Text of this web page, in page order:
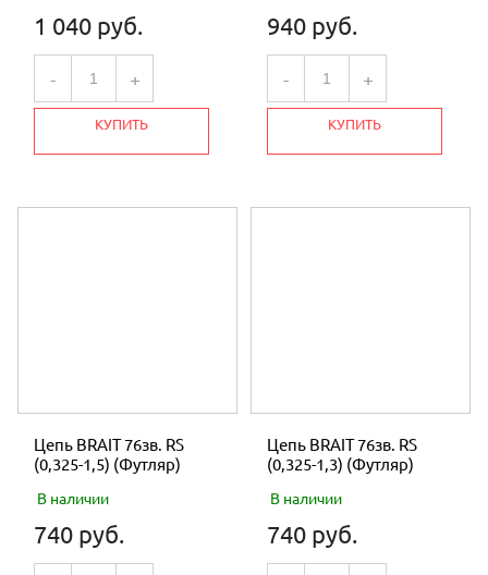
1 040 руб.
- +
КУПИТЬ
940 руб.
- +
КУПИТЬ
Цепь BRAIT 76зв. RS
(0,325-1,5) (Футляр)
В наличии
740 руб.
Цепь BRAIT 76зв. RS
(0,325-1,3) (Футляр)
В наличии
740 руб.